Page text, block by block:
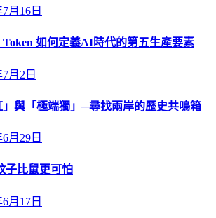
月16日
如何定義AI時代的第五生產要素
月2日
與「極端獨」─尋找兩岸的歷史共鳴箱
月29日
子比鼠更可怕
月17日